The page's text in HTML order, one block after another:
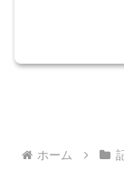
ホーム